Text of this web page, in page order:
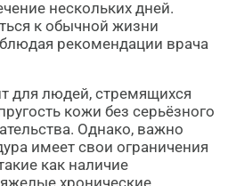
нескольких дней.
к обычной жизни
рекомендации врача
для людей, стремящихся
кожи без серьёзного
Однако, важно
имеет свои ограничения
как наличие
хронические